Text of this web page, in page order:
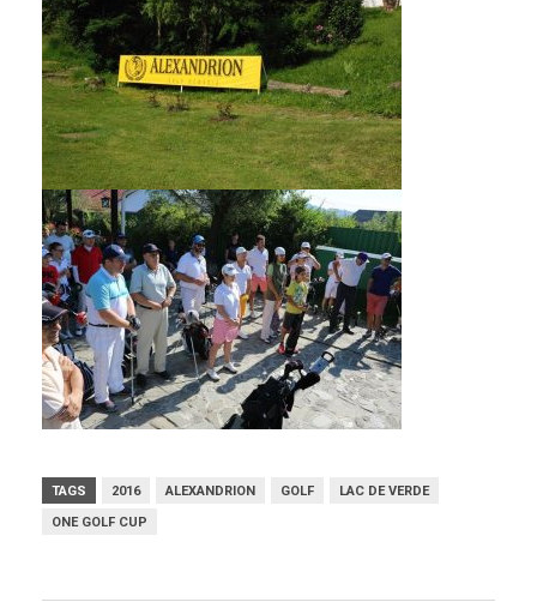
TAGS 2016 ALEXANDRION GOLF
LAC DE VERDE
ONE GOLF CUP